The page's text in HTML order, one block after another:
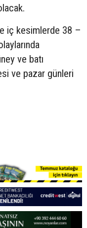
iç kesimlerde 38 –
ve batı
ve pazar günleri